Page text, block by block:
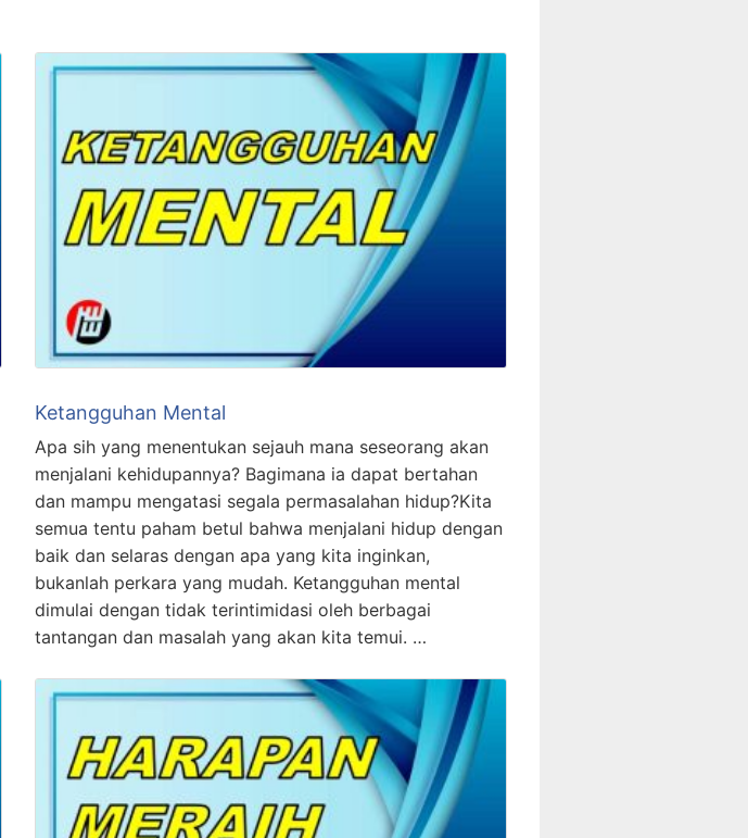
Ketangguhan Mental
Apa sih yang menentukan sejauh mana seseorang akan
menjalani kehidupannya? Bagimana ia dapat bertahan
dan mampu mengatasi segala permasalahan hidup?Kita
semua tentu paham betul bahwa menjalani hidup dengan
baik dan selaras dengan apa yang kita inginkan,
bukanlah perkara yang mudah. Ketangguhan mental
dimulai dengan tidak terintimidasi oleh berbagai
tantangan dan masalah yang akan kita temui. …